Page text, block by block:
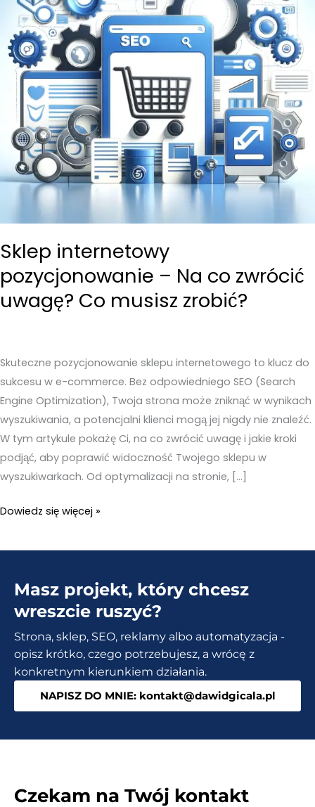
Sklep internetowy
pozycjonowanie – Na co zwrócić
uwagę? Co musisz zrobić?
Skuteczne pozycjonowanie sklepu internetowego to klucz do
sukcesu w e-commerce. Bez odpowiedniego SEO (Search
Engine Optimization), Twoja strona może zniknąć w wynikach
wyszukiwania, a potencjalni klienci mogą jej nigdy nie znaleźć.
W tym artykule pokażę Ci, na co zwrócić uwagę i jakie kroki
podjąć, aby poprawić widoczność Twojego sklepu w
wyszukiwarkach. Od optymalizacji na stronie, […]
Sklep
pozycjonowanie
uwagę?
musisz
Dowiedz się więcej »
Masz projekt, który chcesz
wreszcie ruszyć?
Strona, sklep, SEO, reklamy albo automatyzacja -
opisz krótko, czego potrzebujesz, a wrócę z
konkretnym kierunkiem działania.
NAPISZ DO MNIE: kontakt@dawidgicala.pl
Czekam na Twój kontakt